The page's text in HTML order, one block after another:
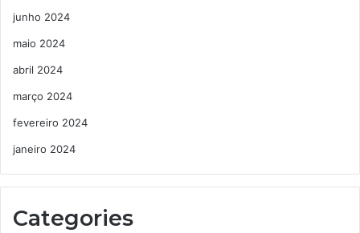
junho 2024
maio 2024
abril 2024
março 2024
fevereiro 2024
janeiro 2024
Categories